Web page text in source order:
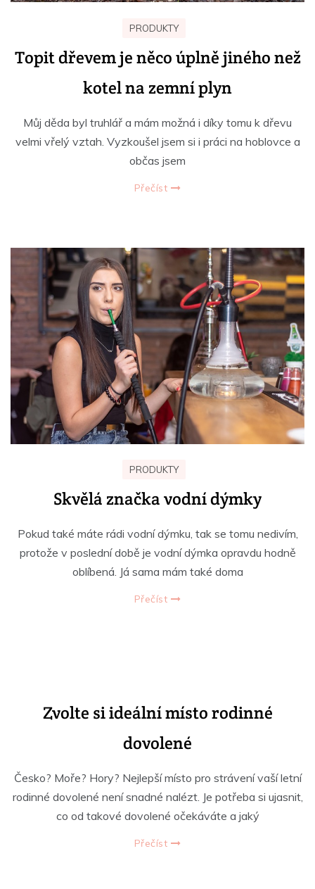
PRODUKTY
Topit dřevem je něco úplně jiného než
kotel na zemní plyn
Můj děda byl truhlář a mám možná i díky tomu k dřevu
velmi vřelý vztah. Vyzkoušel jsem si i práci na hoblovce a
občas jsem
Přečíst
PRODUKTY
Skvělá značka vodní dýmky
Pokud také máte rádi vodní dýmku, tak se tomu nedivím,
protože v poslední době je vodní dýmka opravdu hodně
oblíbená. Já sama mám také doma
Přečíst
Zvolte si ideální místo rodinné
dovolené
Česko? Moře? Hory? Nejlepší místo pro strávení vaší letní
rodinné dovolené není snadné nalézt. Je potřeba si ujasnit,
co od takové dovolené očekáváte a jaký
Přečíst